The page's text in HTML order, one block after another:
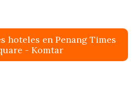
hoteles en Penang Times
- Komtar